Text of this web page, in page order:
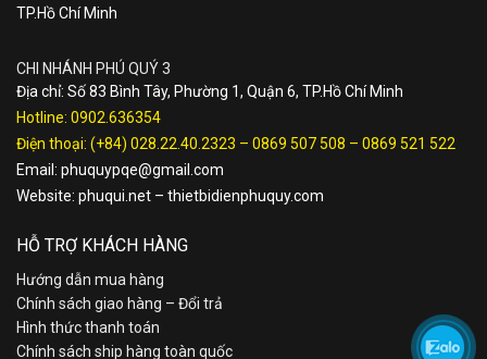
TP.Hồ Chí Minh
CHI NHÁNH PHÚ QUÝ 3
Địa chỉ: Số 83 Bình Tây, Phường 1, Quận 6, TP.Hồ Chí Minh
Hotline: 0902.636354
Điện thoại: (+84) 028.22.40.2323 – 0869 507 508 – 0869 521 522
Email: phuquypqe@gmail.com
Website: phuqui.net – thietbidienphuquy.com
HỖ TRỢ KHÁCH HÀNG
Hướng dẫn mua hàng
Chính sách giao hàng – Đổi trả
Hình thức thanh toán
Chính sách ship hàng toàn quốc